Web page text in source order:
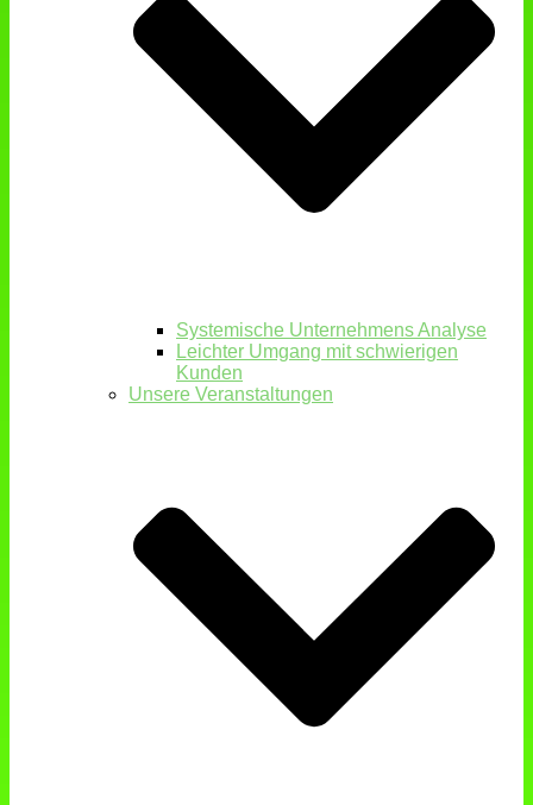
Systemische Unternehmens Analyse
Leichter Umgang mit schwierigen
Kunden
Unsere Veranstaltungen